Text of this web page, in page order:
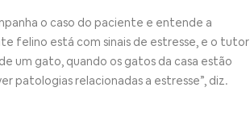
o caso do paciente e entende a
felino está com sinais de estresse, e o tutor
um gato, quando os gatos da casa estão
patologias relacionadas a estresse”, diz.